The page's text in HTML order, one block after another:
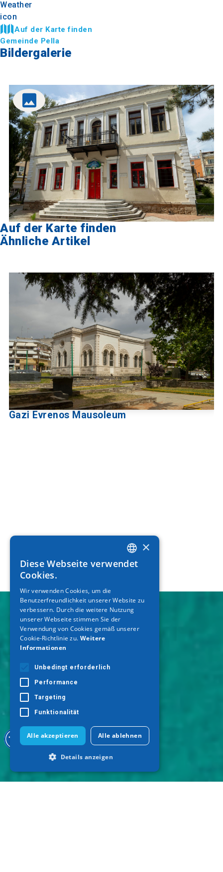
Auf der Karte finden
Gemeinde Pella
Bildergalerie
Auf der Karte finden
Ähnliche Artikel
Gazi Evrenos Mausoleum
GREEK
GERMAN
×
Diese Webseite verwendet
Cookies.
Wir verwenden Cookies, um die
Benutzerfreundlichkeit unserer Website zu
verbessern. Durch die weitere Nutzung
unserer Webseite stimmen Sie der
Verwendung von Cookies gemäß unserer
Cookie-Richtlinie zu. Weitere
Informationen
Unbedingt erforderlich
Performance
Targeting
Funktionalität
Alle akzeptieren Alle ablehnen
Details anzeigen